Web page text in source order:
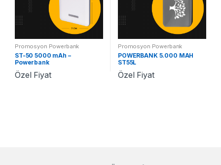
Promosyon Powerbank
ST-50 5000 mAh –
Powerbank
Özel Fiyat
Promosyon Powerbank
POWERBANK 5.000 MAH
ST55L
Özel Fiyat